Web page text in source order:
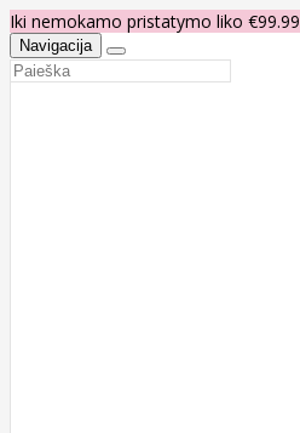
Iki nemokamo pristatymo liko €99.99
Navigacija